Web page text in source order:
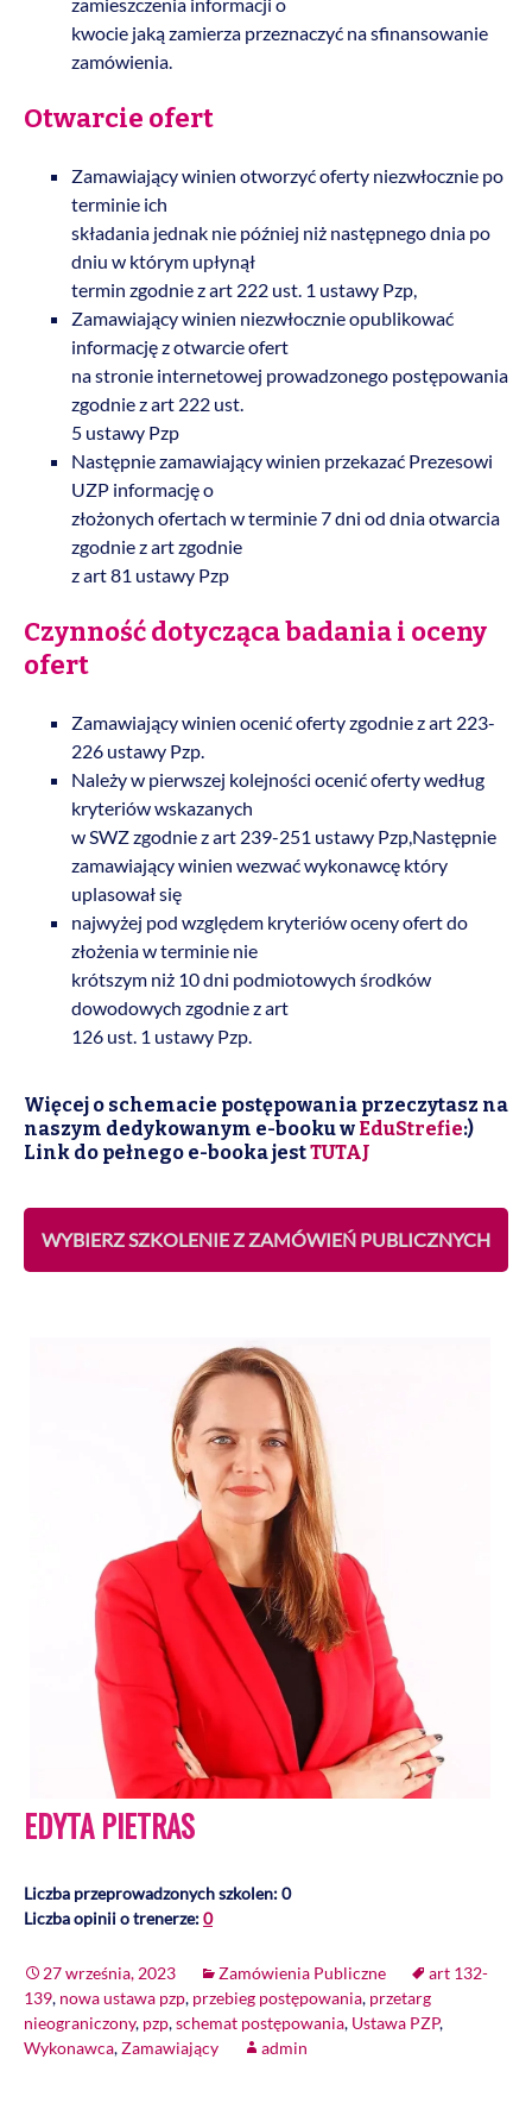
kwocie jaką zamierza przeznaczyć na sfinansowanie
zamówienia.
Otwarcie ofert
Zamawiający winien otworzyć oferty niezwłocznie po
terminie ich
składania jednak nie później niż następnego dnia po
dniu w którym upłynął
termin zgodnie z art 222 ust. 1 ustawy Pzp,
Zamawiający winien niezwłocznie opublikować
informację z otwarcie ofert
na stronie internetowej prowadzonego postępowania
zgodnie z art 222 ust.
5 ustawy Pzp
Następnie zamawiający winien przekazać Prezesowi
UZP informację o
złożonych ofertach w terminie 7 dni od dnia otwarcia
zgodnie z art zgodnie
z art 81 ustawy Pzp
Czynność dotycząca badania i oceny
ofert
Zamawiający winien ocenić oferty zgodnie z art 223-
226 ustawy Pzp.
Należy w pierwszej kolejności ocenić oferty według
kryteriów wskazanych
w SWZ zgodnie z art 239-251 ustawy Pzp,Następnie
zamawiający winien wezwać wykonawcę który
uplasował się
najwyżej pod względem kryteriów oceny ofert do
złożenia w terminie nie
krótszym niż 10 dni podmiotowych środków
dowodowych zgodnie z art
126 ust. 1 ustawy Pzp.
Więcej o schemacie postępowania przeczytasz na
naszym dedykowanym e-booku w EduStrefie:)
Link do pełnego e-booka jestTUTAJ
WYBIERZ SZKOLENIE Z ZAMÓWIEŃ PUBLICZNYCH
EDYTA PIETRAS
Liczba przeprowadzonych szkolen: 0
Liczba opinii o trenerze:0
27 września, 2023 Zamówienia Publiczne
art 132-
139, nowa ustawa pzp, przebieg postępowania, przetarg
nieograniczony, pzp,schemat postępowania, Ustawa PZP,
Wykonawca,Zamawiający admin